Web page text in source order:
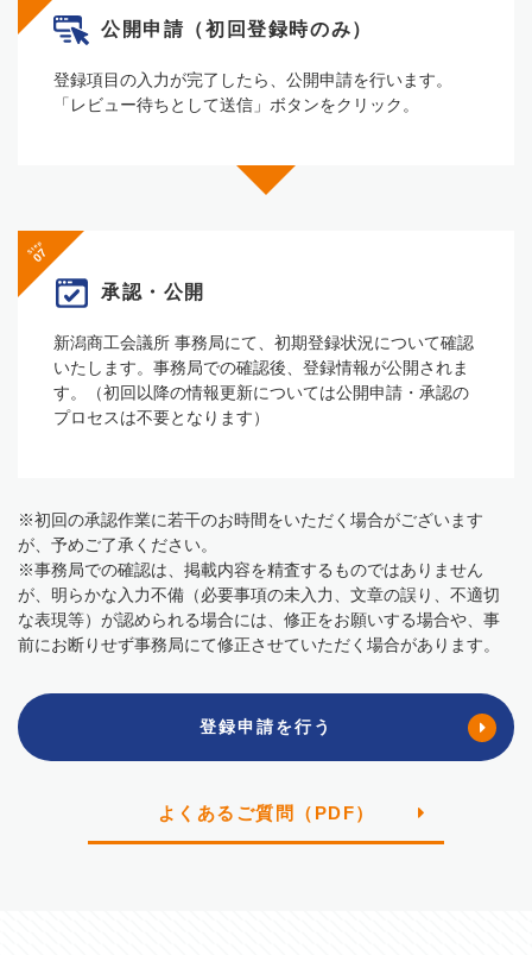
公開申請 （初回登録時のみ）
登録項⽬の⼊⼒が完了したら、公開申請を⾏います。
「レビュー待ちとして送信」ボタンをクリック。
Step
承認・公開
新潟商⼯会議所 事務局にて、初期登録状況について確認
いたします。事務局での確認後、登録情報が公開されま
す。（初回以降の情報更新については公開申請・承認の
プロセスは不要となります）
※初回の承認作業に若⼲のお時間をいただく場合がございます
が、予めご了承ください。
※事務局での確認は、掲載内容を精査するものではありません
が、明らかな⼊⼒不備（必要事項の未⼊⼒、⽂章の誤り、不適切
な表現等）が認められる場合には、修正をお願いする場合や、事
前にお断りせず事務局にて修正させていただく場合があります。
登録申請を行う
よくあるご質問（PDF）